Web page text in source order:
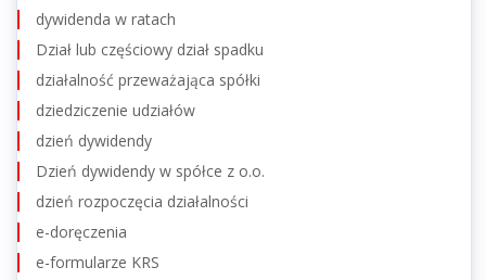
dywidenda w ratach
Dział lub częściowy dział spadku
działalność przeważająca spółki
dziedziczenie udziałów
dzień dywidendy
Dzień dywidendy w spółce z o.o.
dzień rozpoczęcia działalności
e-doręczenia
e-formularze KRS